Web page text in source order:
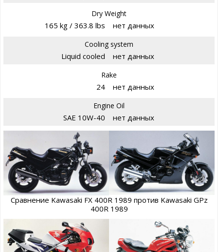
Dry Weight
165 kg / 363.8 lbs нет данных
Cooling system
Liquid cooled нет данных
Rake
24 нет данных
Engine Oil
SAE 10W-40 нет данных
Сравнение Kawasaki FX 400R 1989 против Kawasaki GPz
400R 1989